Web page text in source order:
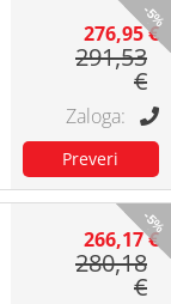
-5%
276,95 €
291,53
€
-5%
266,17 €
280,18
€